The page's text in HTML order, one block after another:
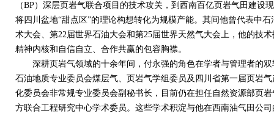
（BP）深层页岩气联合项目的技术攻关，到西南百亿页岩气田建设
将四川盆地“甜点区”的理论构想转化为规模产能。其间他曾代表中石
术大会、第22届世界石油大会和第25届世界天然气大会上，他的技
精神内核和自信自立、合作共赢的包容胸襟。
深耕页岩气领域的十余年间，付永强的角色在学者与管理者的双
石油地质专业委员会煤层气、页岩气学组委员及四川省第一届页岩
化委员会非常规专业委员会副秘书长，目前仍在担任自然资源部页
方联合工程研究中心学术委员。这些学术积淀与他在西南油气田公